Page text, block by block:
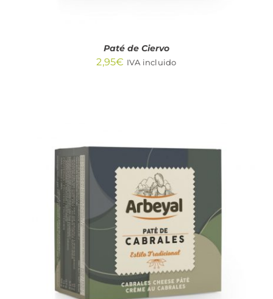
Paté de Ciervo
2,95€ IVA incluido
AÑADIR AL CARRITO
DETALLES